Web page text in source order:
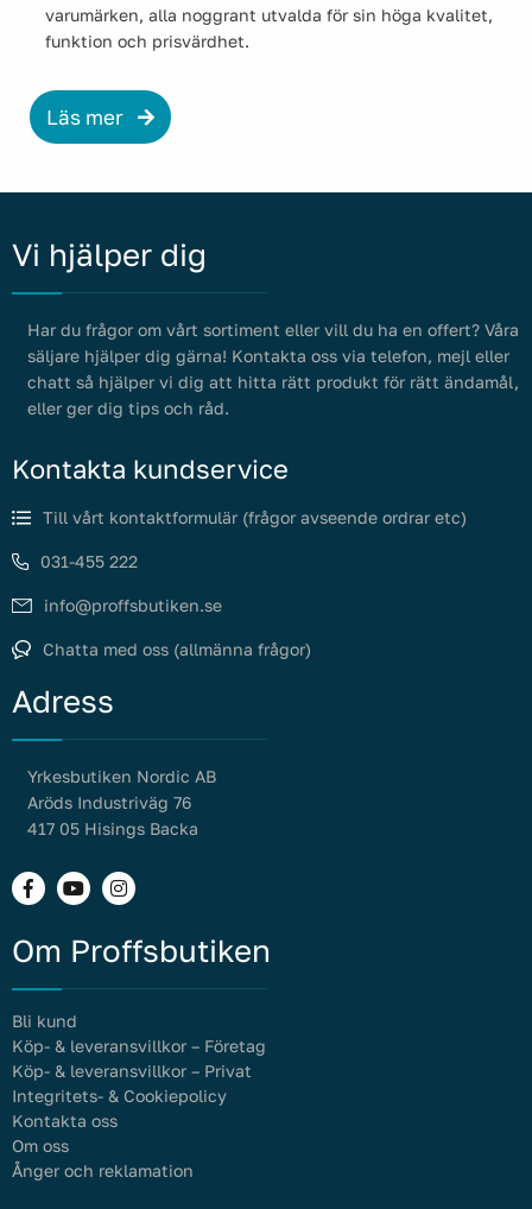
varumärken, alla noggrant utvalda för sin höga kvalitet,
funktion och prisvärdhet.
Läs mer
Vi hjälper dig
Har du frågor om vårt sortiment eller vill du ha en offert? Våra
säljare hjälper dig gärna! Kontakta oss via telefon, mejl eller
chatt så hjälper vi dig att hitta rätt produkt för rätt ändamål,
eller ger dig tips och råd.
Kontakta kundservice
Till vårt kontaktformulär (frågor avseende ordrar etc)
031-455 222
info@proffsbutiken.se
Chatta med oss (allmänna frågor)
Adress
Yrkesbutiken Nordic AB
Aröds Industriväg 76
417 05 Hisings Backa
Om Proffsbutiken
Bli kund
Köp- & leveransvillkor – Företag
Köp- & leveransvillkor – Privat
Integritets- & Cookiepolicy
Kontakta oss
Om oss
Ånger och reklamation